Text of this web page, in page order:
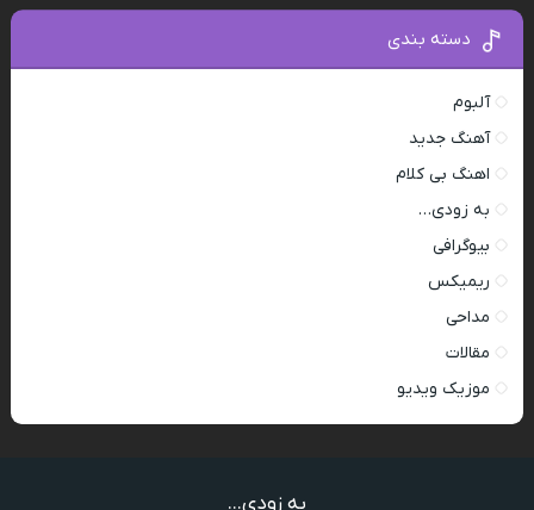
دسته بندی
آلبوم
آهنگ جدید
اهنگ بی کلام
به زودی…
بیوگرافی
ریمیکس
مداحی
مقالات
موزیک ویدیو
به زودی...